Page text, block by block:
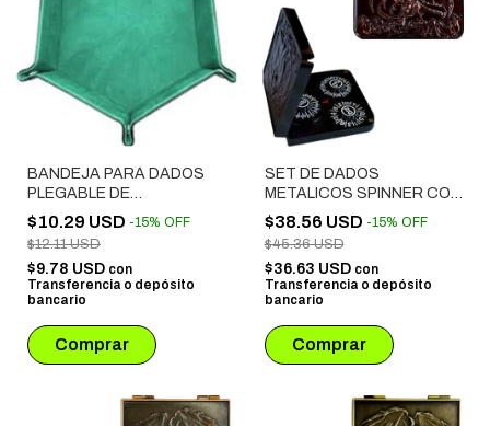
BANDEJA PARA DADOS
PLEGABLE DE
TERCIOPELO VERDE
$10.29 USD -15% OFF
$12.11 USD
$9.78 USD con
Transferencia o depósito
bancario
SET DE DADOS
METALICOS SPINNER CON
ESTUCHE SIMIL CUERO #
03 BORDO
$38.56 USD -15% OFF
$45.36 USD
$36.63 USD con
Transferencia o depósito
bancario